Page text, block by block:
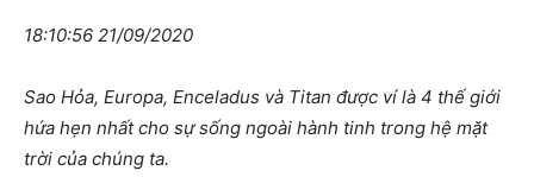
18:10:56 21/09/2020
Sao Hỏa, Europa, Enceladus và Titan được ví là 4 thế giới
hứa hẹn nhất cho sự sống ngoài hành tinh trong hệ mặt
trời của chúng ta.